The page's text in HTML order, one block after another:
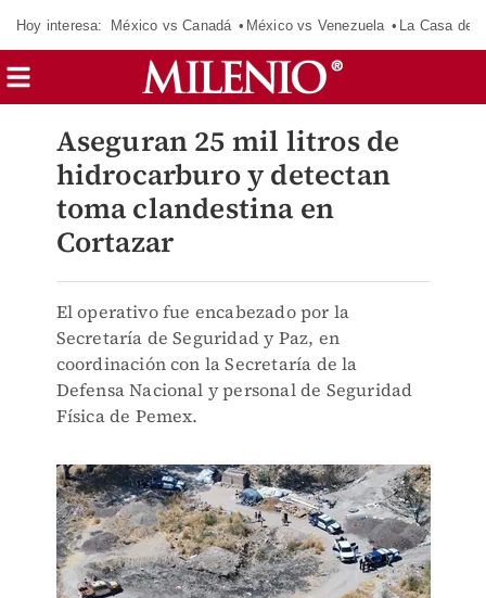
Hoy interesa: México vs Canadá México vs Venezuela La Casa de
Aseguran 25 mil litros de
hidrocarburo y detectan
toma clandestina en
Cortazar
El operativo fue encabezado por la
Secretaría de Seguridad y Paz, en
coordinación con la Secretaría de la
Defensa Nacional y personal de Seguridad
Física de Pemex.